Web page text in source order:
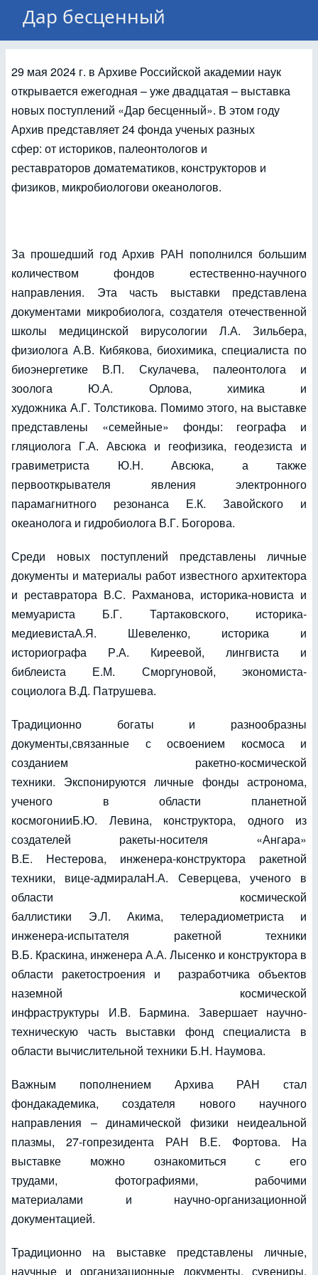
Дар бесценный
29 мая 2024 г. в Архиве Российской академии наук
открывается ежегодная – уже двадцатая – выставка
новых поступлений «Дар бесценный». В этом году
Архив представляет 24 фонда ученых разных
сфер: от историков, палеонтологов и
реставраторов доматематиков, конструкторов и
физиков, микробиологови океанологов.
За прошедший год Архив РАН пополнился большим
количеством фондов естественно-научного
направления. Эта часть выставки представлена
документами микробиолога, создателя отечественной
школы медицинской вирусологии Л.А. Зильбера,
физиолога А.В. Кибякова, биохимика, специалиста по
биоэнергетике В.П. Скулачева, палеонтолога и
зоолога Ю.А. Орлова, химика и
художника А.Г. Толстикова. Помимо этого, на выставке
представлены «семейные» фонды: географа и
гляциолога Г.А. Авсюка и геофизика, геодезиста и
гравиметриста Ю.Н. Авсюка, а также
первооткрывателя явления электронного
парамагнитного резонанса Е.К. Завойского и
океанолога и гидробиолога В.Г. Богорова.
Среди новых поступлений представлены личные
документы и материалы работ известного архитектора
и реставратора В.С. Рахманова, историка-новиста и
мемуариста Б.Г. Тартаковского, историка-
медиевистаА.Я. Шевеленко, историка и
историографа Р.А. Киреевой, лингвиста и
библеиста Е.М. Сморгуновой, экономиста-
социолога В.Д. Патрушева.
Традиционно богаты и разнообразны
документы,связанные с освоением космоса и
созданием ракетно-космической
техники. Экспонируются личные фонды астронома,
ученого в области планетной
космогонииБ.Ю. Левина, конструктора, одного из
создателей ракеты-носителя «Ангара»
В.Е. Нестерова, инженера-конструктора ракетной
техники, вице-адмиралаН.А. Северцева, ученого в
области космической
баллистики Э.Л. Акима, телерадиометриста и
инженера-испытателя ракетной техники
В.Б. Краскина, инженера А.А. Лысенко и конструктора в
области ракетостроения и разработчика объектов
наземной космической
инфраструктуры И.В. Бармина. Завершает научно-
техническую часть выставки фонд специалиста в
области вычислительной техники Б.Н. Наумова.
Важным пополнением Архива РАН стал
фондакадемика, создателя нового научного
направления – динамической физики неидеальной
плазмы, 27-гопрезидента РАН В.Е. Фортова. На
выставке можно ознакомиться с его
трудами, фотографиями, рабочими
материалами и научно-организационной
документацией.
Традиционно на выставке представлены личные,
научные и организационные документы, сувениры,